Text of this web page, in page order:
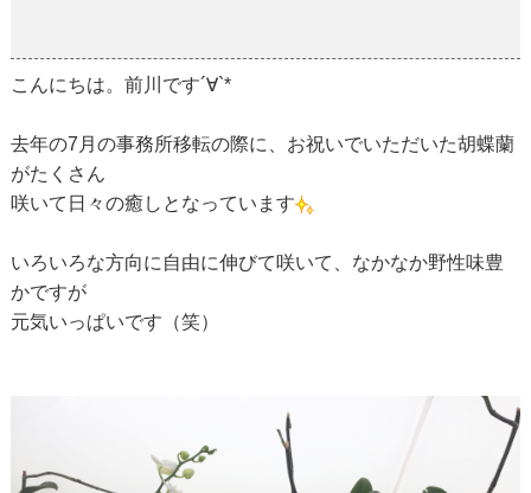
こんにちは。前川です´∀`*
去年の7月の事務所移転の際に、お祝いでいただいた胡蝶蘭
がたくさん
咲いて日々の癒しとなっています
いろいろな方向に自由に伸びて咲いて、なかなか野性味豊
かですが
元気いっぱいです（笑）